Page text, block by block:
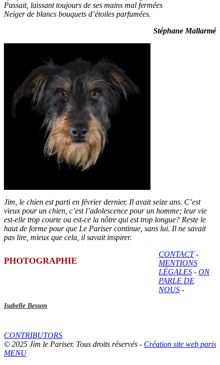
Passait, laissant toujours de ses mains mal fermées
Neiger de blancs bouquets d’étoiles parfumées.
Stéphane Mallarmé
Jim, le chien est parti en février dernier. Il avait seize ans. C’est
vieux pour un chien, c’est l’adolescence pour un homme; leur vie
est-elle trop courte ou est-ce la nôtre qui est trop longue? Reste le
haut de forme pour que Le Pariser continue, sans lui. Il ne savait
pas lire, mieux que cela, il savait inspirer.
PHOTOGRAPHIE
Isabelle Besson
CONTACT-
MENTIONS
LÉGALES - ON
PARLE DE
NOUS -
CONTRIBUTORS
© 2025 Jim le Pariser. Tous droits réservés - Création site web paris
MENU